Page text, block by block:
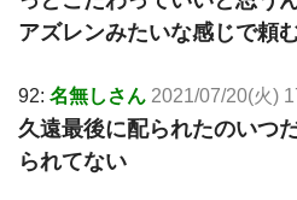
アズレンみたいな感じで頼
92: 名無しさん 2021/07/20(火)
久遠最後に配られたのいつ
られてない